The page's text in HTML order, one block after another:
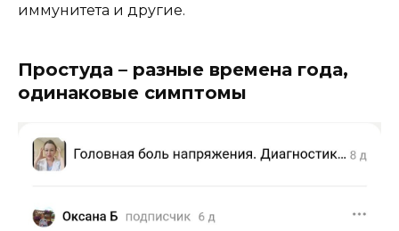
иммунитета и другие.
Простуда – разные времена года,
одинаковые симптомы